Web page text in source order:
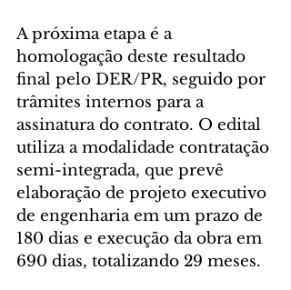
A próxima etapa é a
homologação deste resultado
final pelo DER/PR, seguido por
trâmites internos para a
assinatura do contrato. O edital
utiliza a modalidade contratação
semi-integrada, que prevê
elaboração de projeto executivo
de engenharia em um prazo de
180 dias e execução da obra em
690 dias, totalizando 29 meses.